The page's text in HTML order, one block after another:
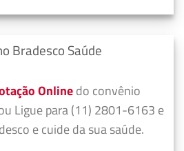
Bradesco Saúde
Onlinedo convênio
Ligue para (11) 2801-6163 e
e cuide da sua saúde.